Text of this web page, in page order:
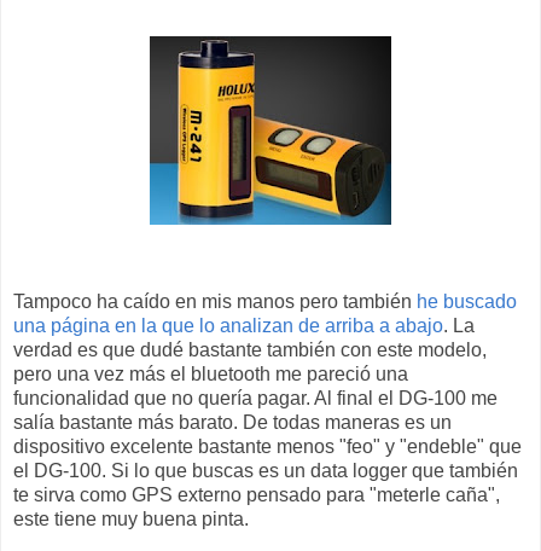
Tampoco ha caído en mis manos pero también he buscado
una página en la que lo analizan de arriba a abajo. La
verdad es que dudé bastante también con este modelo,
pero una vez más el bluetooth me pareció una
funcionalidad que no quería pagar. Al final el DG-100 me
salía bastante más barato. De todas maneras es un
dispositivo excelente bastante menos "feo" y "endeble" que
el DG-100. Si lo que buscas es un data logger que también
te sirva como GPS externo pensado para "meterle caña",
este tiene muy buena pinta.